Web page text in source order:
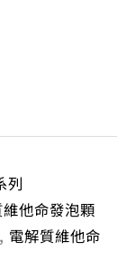
列
他命發泡顆
, 電解質維他命